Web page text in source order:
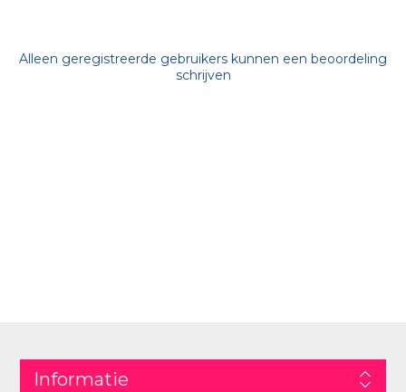
Alleen geregistreerde gebruikers kunnen een beoordeling
schrijven
Informatie